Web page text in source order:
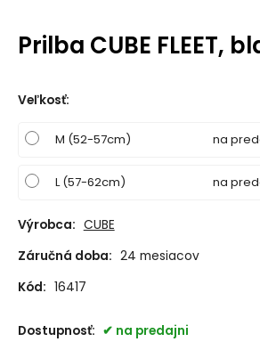
Prilba CUBE FLEET,
Veľkosť:
M (52-57cm) na
L (57-62cm) na
Výrobca: CUBE
Záručná doba: 24 mesiacov
Kód: 16417
Dostupnosť: na predajni